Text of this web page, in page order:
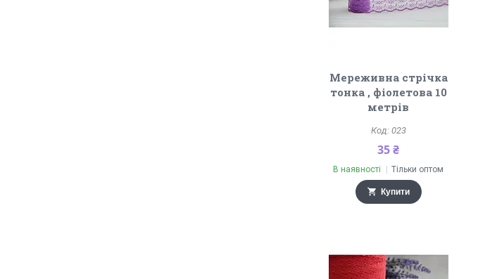
Мереживна стрічка
тонка , фіолетова 10
метрів
023
35 ₴
В наявності Тільки оптом
Купити